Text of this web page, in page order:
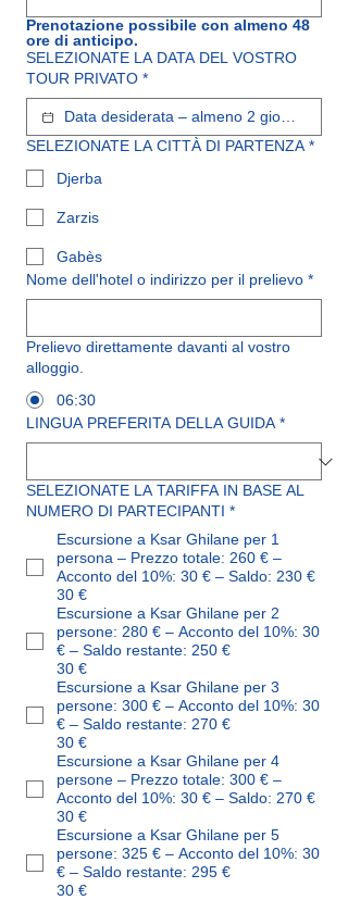
Prenotazione possibile con almeno 48
ore di anticipo.
SELEZIONATE LA DATA DEL VOSTRO
TOUR PRIVATO *
SELEZIONATE LA CITTÀ DI PARTENZA *
Djerba
Zarzis
Gabès
Nome dell'hotel o indirizzo per il prelievo *
Prelievo direttamente davanti al vostro
alloggio.
06:30
LINGUA PREFERITA DELLA GUIDA *
SELEZIONATE LA TARIFFA IN BASE AL
NUMERO DI PARTECIPANTI *
Escursione a Ksar Ghilane per 1
persona – Prezzo totale: 260 € –
Acconto del 10%: 30 € – Saldo: 230 €
30 €
Escursione a Ksar Ghilane per 2
persone: 280 € – Acconto del 10%: 30
€ – Saldo restante: 250 €
30 €
Escursione a Ksar Ghilane per 3
persone: 300 € – Acconto del 10%: 30
€ – Saldo restante: 270 €
30 €
Escursione a Ksar Ghilane per 4
persone – Prezzo totale: 300 € –
Acconto del 10%: 30 € – Saldo: 270 €
30 €
Escursione a Ksar Ghilane per 5
persone: 325 € – Acconto del 10%: 30
€ – Saldo restante: 295 €
30 €